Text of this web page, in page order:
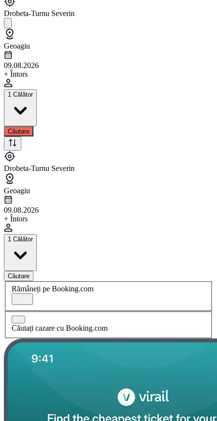
Drobeta-Turnu Severin
Geoagiu
09.08.2026
+ Întors
1 Călător
Căutare
Drobeta-Turnu Severin
Geoagiu
09.08.2026
+ Întors
1 Călător
Căutare
Rămâneți pe Booking.com
Căutați cazare cu Booking.com